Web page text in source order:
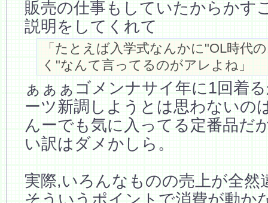
販売の仕事もしていたからかす
説明をしてくれて
「たとえば入学式なんかに"OL時代
く"なんて言ってるのがアレよね」
ぁぁぁゴメンナサイ年に1回着
ーツ新調しようとは思わないの
んーでも気に入ってる定番品だ
い訳はダメかしら。
実際,いろんなものの売上が全然
そういうポイントで消費が動か